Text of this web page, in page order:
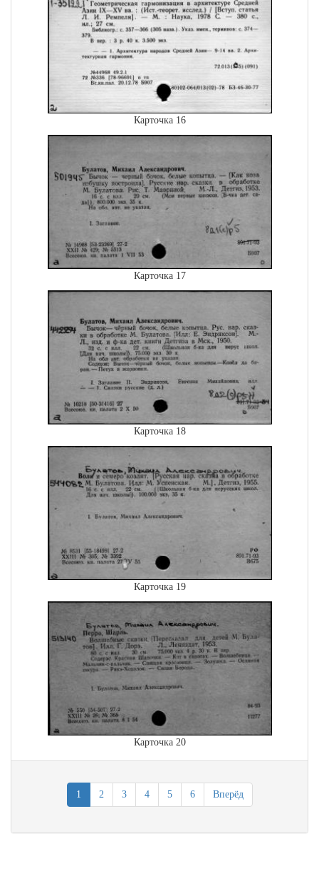
Карточка 16
Карточка 17
Карточка 18
Карточка 19
Карточка 20
1 2 3 4 5 6 Вперёд